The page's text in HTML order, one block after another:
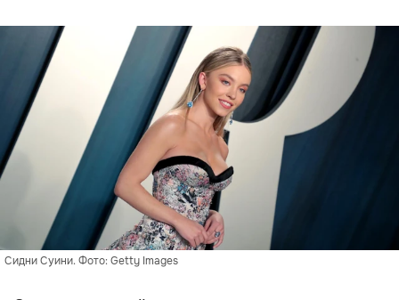
Сидни Суини. Фото: Getty Images